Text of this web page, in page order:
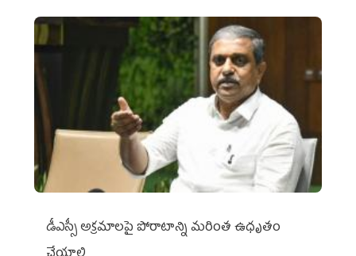
డీఎస్సీ అక్రమాలపై పోరాటాన్ని మరింత ఉధృతం